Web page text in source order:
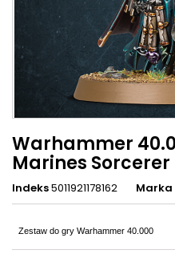
Warhammer
Marines Sorcerer
Indeks5011921178162 Marka
Zestaw do gry Warhammer 40.000